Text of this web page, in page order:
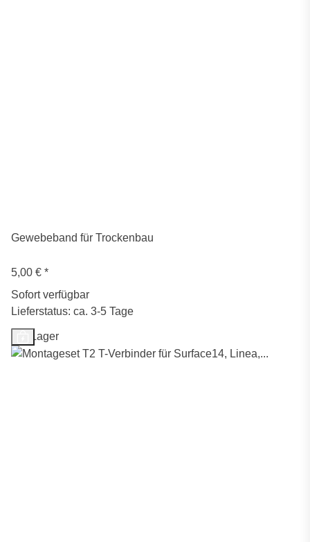
Gewebeband für Trockenbau
5,00 € *
Sofort verfügbar
Lieferstatus: ca. 3-5 Tage
Auf Lager